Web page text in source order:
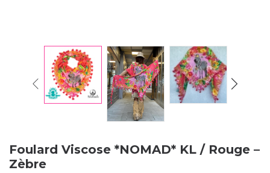
Foulard Viscose *NOMAD* KL / Rouge –
Zèbre